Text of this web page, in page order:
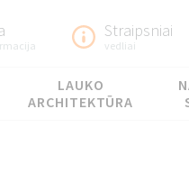
Straipsniai
vedliai
LAUKO
ARCHITEKTŪRA